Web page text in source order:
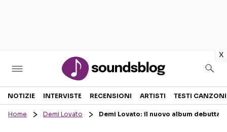
x
Sezioni
NOTIZIE INTERVISTE RECENSIONI ARTISTI TESTI CANZONI
Home Demi Lovato Demi Lovato: il nuovo album debutta